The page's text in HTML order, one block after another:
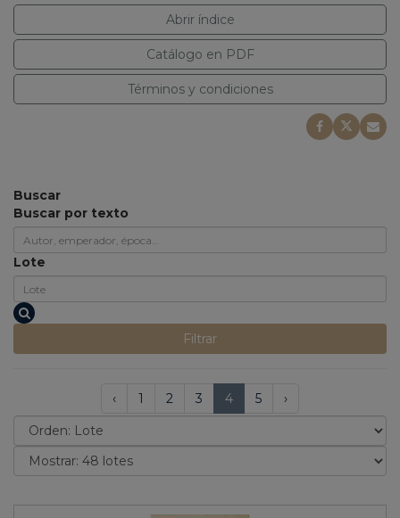
Abrir índice
Catálogo en PDF
Términos y condiciones
Buscar
Buscar por texto
Lote
Filtrar
‹ 1 2 3 4 5 ›